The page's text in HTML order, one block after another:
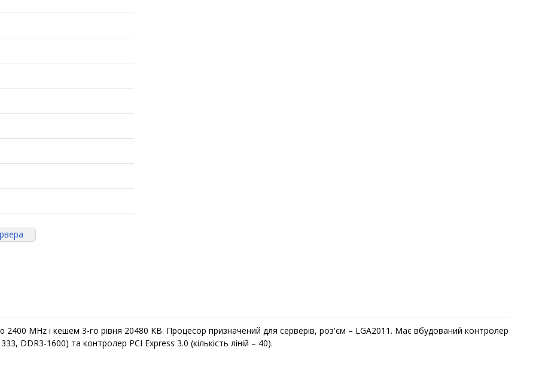
MHz і кешем 3-го рівня 20480 KB. Процесор призначений для серверів, роз'єм – LGA2011. Має вбудований контролер
DDR3-1600) та контролер PCI Express 3.0 (кількість ліній – 40).